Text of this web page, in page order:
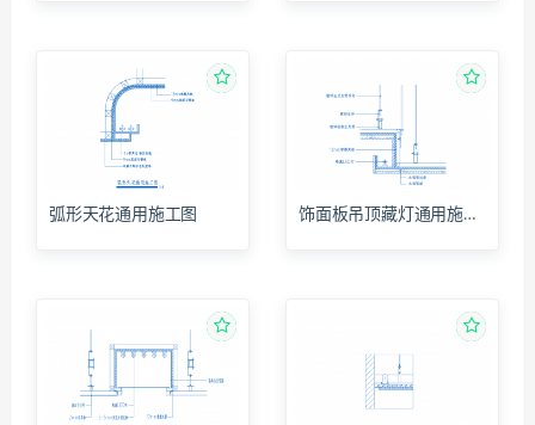
弧形天花通用施工图 饰面板吊顶藏灯通用施工图